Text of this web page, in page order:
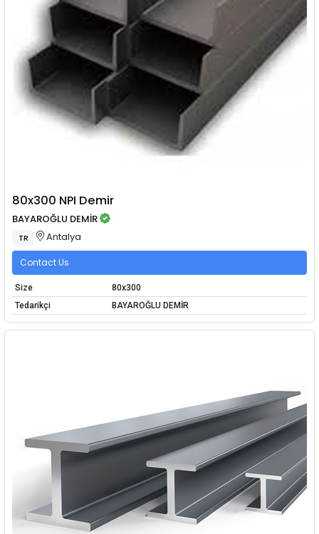
80x300 NPI Demir
BAYAROĞLU DEMİR
TR Antalya
Contact Us
Size
80x300
Tedarikçi
BAYAROĞLU DEMİR